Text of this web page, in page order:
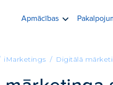
Apmācības
iMarketings Digitālā